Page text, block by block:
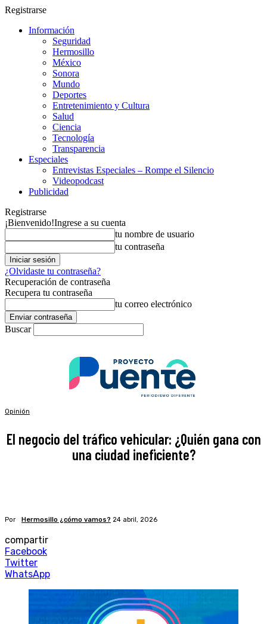
Registrarse
Información
Seguridad
Hermosillo
México
Sonora
Mundo
Deportes
Entretenimiento y Cultura
Salud
Ciencia
Tecnología
Transparencia
Especiales
Entrevistas Especiales – Rompe el Silencio
Videopodcast
Publicidad
Registrarse
¡Bienvenido!Ingrese a su cuenta
tu nombre de usuario
tu contraseña
¿Olvidaste tu contraseña?
Recuperación de contraseña
Recupera tu contraseña
tu correo electrónico
Buscar
Opinión
El negocio del tráfico vehicular: ¿Quién gana con
una ciudad ineficiente?
Por Hermosillo ¿cómo vamos? 24 abril, 2026
compartir
Facebook
Twitter
WhatsApp